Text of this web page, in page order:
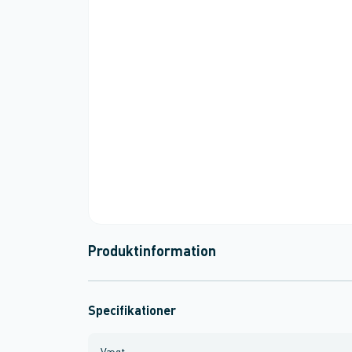
Produktinformation
Specifikationer